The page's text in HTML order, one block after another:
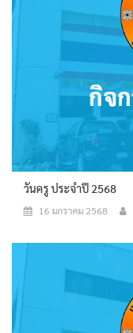
วันครู ประจำปี 2568
16 มกราคม 2568